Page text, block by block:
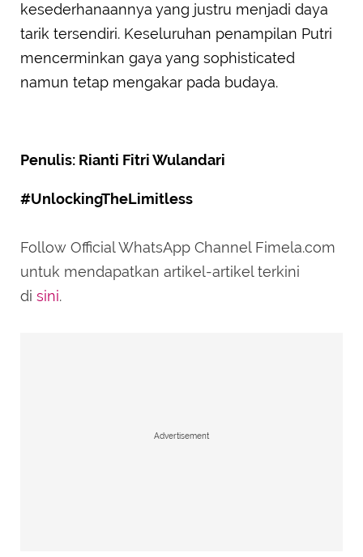
kesederhanaannya yang justru menjadi daya
tarik tersendiri. Keseluruhan penampilan Putri
mencerminkan gaya yang sophisticated
namun tetap mengakar pada budaya.
Penulis: Rianti Fitri Wulandari
#UnlockingTheLimitless
Follow Official WhatsApp Channel Fimela.com
untuk mendapatkan artikel-artikel terkini
di sini.
Advertisement